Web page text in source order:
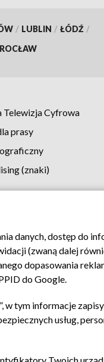
/ LUBLIN / ŁÓDŹ /
Telewizja Cyfrowa
prasy
(znaki)
Kontakt
danych, dostęp do
(zwaną dalej
dopasowania
do Google.
w tym informacje
usług,